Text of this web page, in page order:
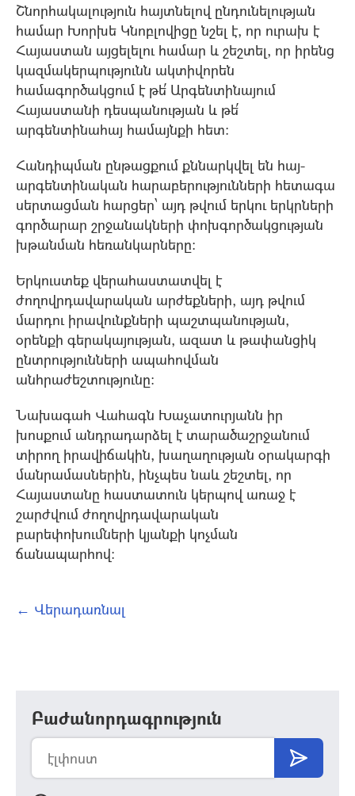
Շնորհակալություն հայտնելով ընդունելության
համար Խորխե Կնոբլովիցը նշել է, որ ուրախ է
Հայաստան այցելելու համար և շեշտել, որ իրենց
կազմակերպությունն ակտիվորեն
համագործակցում է թե՛ Արգենտինայում
Հայաստանի դեսպանության և թե՛
արգենտինահայ համայնքի հետ:
Հանդիպման ընթացքում քննարկվել են հայ-
արգենտինական հարաբերությունների հետագա
սերտացման հարցեր՝ այդ թվում երկու երկրների
գործարար շրջանակների փոխգործակցության
խթանման հեռանկարները:
Երկուստեք վերահաստատվել է
ժողովրդավարական արժեքների, այդ թվում
մարդու իրավունքների պաշտպանության,
օրենքի գերակայության, ազատ և թափանցիկ
ընտրությունների ապահովման
անհրաժեշտությունը:
Նախագահ Վահագն Խաչատուրյանն իր
խոսքում անդրադարձել է տարածաշրջանում
տիրող իրավիճակին, խաղաղության օրակարգի
մանրամասներին, ինչպես նաև շեշտել, որ
Հայաստանը հաստատուն կերպով առաջ է
շարժվում ժողովրդավարական
բարեփոխումների կյանքի կոչման
ճանապարհով:
← Վերադառնալ
Բաժանորդագրություն